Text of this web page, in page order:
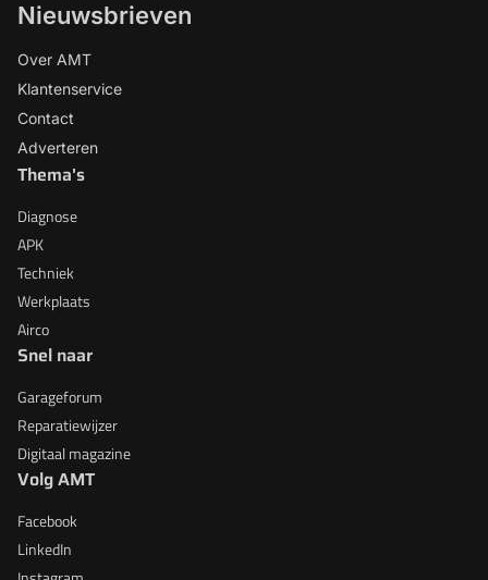
Nieuwsbrieven
Over AMT
Klantenservice
Contact
Adverteren
Thema's
Diagnose
APK
Techniek
Werkplaats
Airco
Snel naar
Garageforum
Reparatiewijzer
Digitaal magazine
Volg AMT
Facebook
LinkedIn